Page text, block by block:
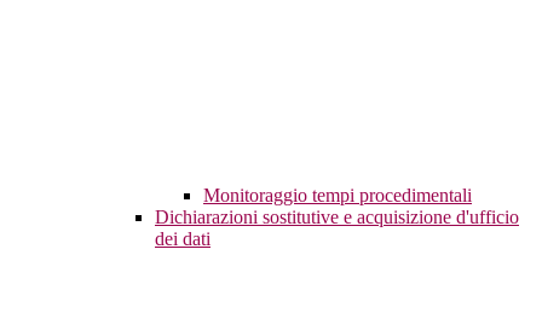
Monitoraggio tempi procedimentali
Dichiarazioni sostitutive e acquisizione d'ufficio
dei dati